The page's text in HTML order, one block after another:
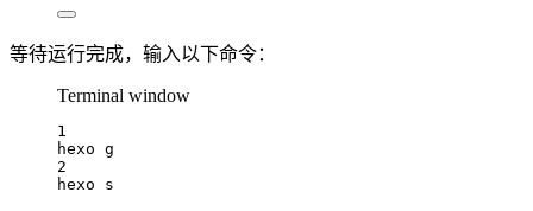
等待运行完成，输入以下命令：
Terminal window
1
hexo g
2
hexo
s